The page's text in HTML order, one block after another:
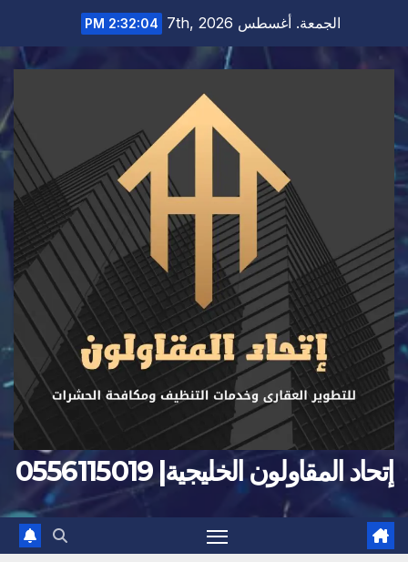
content
الجمعة. أغسطس 7th, 2026 2:32:06 PM
إتحاد المقاولون الخليجية| 0556115019